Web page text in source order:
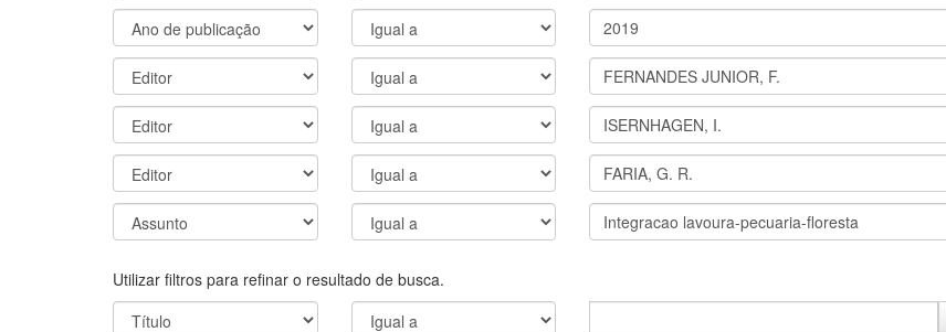
Utilizar filtros para refinar o resultado de busca.